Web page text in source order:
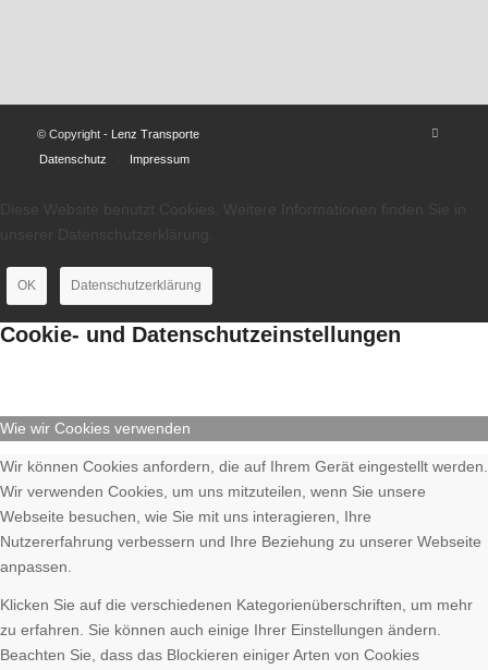
© Copyright - Lenz Transporte
Datenschutz
Impressum
OK Datenschutzerklärung
Cookie- und Datenschutzeinstellungen
Wie wir Cookies verwenden
Wir können Cookies anfordern, die auf Ihrem Gerät eingestellt werden.
Wir verwenden Cookies, um uns mitzuteilen, wenn Sie unsere
Webseite besuchen, wie Sie mit uns interagieren, Ihre
Nutzererfahrung verbessern und Ihre Beziehung zu unserer Webseite
anpassen.
Klicken Sie auf die verschiedenen Kategorienüberschriften, um mehr
zu erfahren. Sie können auch einige Ihrer Einstellungen ändern.
Beachten Sie, dass das Blockieren einiger Arten von Cookies